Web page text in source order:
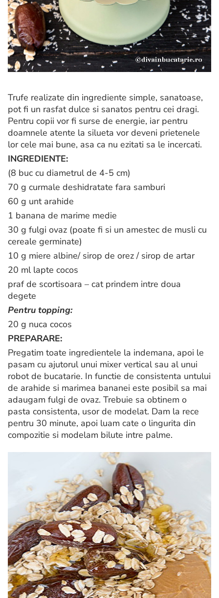
Trufe realizate din ingrediente simple, sanatoase,
pot fi un rasfat dulce si sanatos pentru cei dragi.
Pentru copii vor fi surse de energie, iar pentru
doamnele atente la silueta vor deveni prietenele
lor cele mai bune, asa ca nu ezitati sa le incercati.
INGREDIENTE:
(8 buc cu diametrul de 4-5 cm)
70 g curmale deshidratate fara samburi
60 g unt arahide
1 banana de marime medie
30 g fulgi ovaz (poate fi si un amestec de musli cu
cereale germinate)
10 g miere albine/ sirop de orez / sirop de artar
20 ml lapte cocos
praf de scortisoara – cat prindem intre doua
degete
Pentru topping:
20 g nuca cocos
PREPARARE:
Pregatim toate ingredientele la indemana, apoi le
pasam cu ajutorul unui mixer vertical sau al unui
robot de bucatarie. In functie de consistenta untului
de arahide si marimea bananei este posibil sa mai
adaugam fulgi de ovaz. Trebuie sa obtinem o
pasta consistenta, usor de modelat. Dam la rece
pentru 30 minute, apoi luam cate o lingurita din
compozitie si modelam bilute intre palme.